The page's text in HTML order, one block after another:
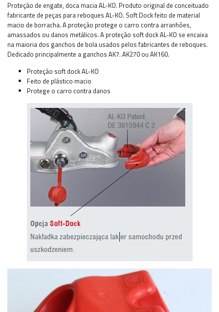
Proteção de engate, doca macia AL-KO. Produto original de conceituado
fabricante de peças para reboques AL-KO. Soft Dock feito de material
macio de borracha. A proteção protege o carro contra arranhões,
amassados ou danos metálicos. A proteção soft dock AL-KO se encaixa
na maioria dos ganchos de bola usados pelos fabricantes de reboques.
Dedicado principalmente a ganchos AK7. AK270 ou AK160.
Proteção soft dock AL-KO
Feito de plástico macio
Protege o carro contra danos